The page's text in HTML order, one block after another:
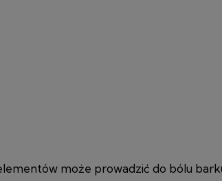
może prowadzić do bólu